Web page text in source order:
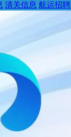
清关信息 航运招聘